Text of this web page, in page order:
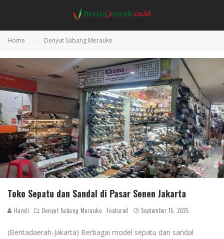
Home Denyut Sabang Merauke
Toko Sepatu dan Sandal di Pasar Senen Jakarta
Handi Denyut Sabang Merauke Featured September 15, 2025
(Beritadaerah-Jakarta) Berbagai model sepatu dan sandal